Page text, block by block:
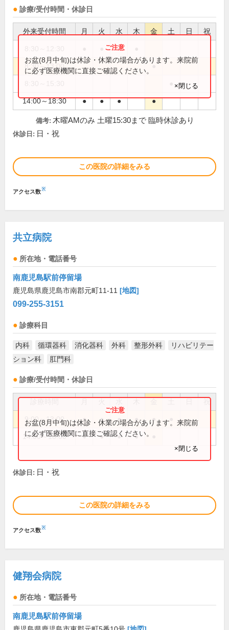
診療/受付時間・休診日
外来受付時間 月 火 水 木 金 土 日 祝
●
8:30～13:00 ●
14:00～18:30 ● ● ● ●
お盆(8月中旬)は休診・休業の場合があります。来院前
に必ず医療機関に直接ご確認ください。
×閉じる
備考: 木曜AMのみ 土曜15:30まで 臨時休診あり
休診日: 日・祝
この医院の詳細をみる
アクセス数※
共立病院
所在地・電話番号
南鹿児島駅前停留場
鹿児島県鹿児島市南郡元町11-11 [地図]
099-255-3151
診療科目
内科 循環器科 消化器科 外科 整形外科
リハビリテー
ション科
肛門科
診療/受付時間・休診日
祝
9:00～13:00 ● ● ● ● ●
14:00～18:00 ● ● ● ●
お盆(8月中旬)は休診・休業の場合があります。来院前
に必ず医療機関に直接ご確認ください。
×閉じる
休診日: 日・祝
この医院の詳細をみる
アクセス数※
健翔会病院
所在地・電話番号
南鹿児島駅前停留場